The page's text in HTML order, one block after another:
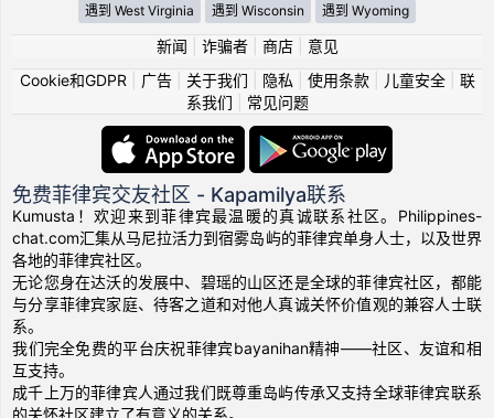
遇到 West Virginia 遇到 Wisconsin 遇到 Wyoming
新闻 诈骗者| 商店| 意见
Cookie和GDPR
广告| 关于我们 隐私 使用条款| 儿童安全| 联
系我们
常见问题
免费菲律宾交友社区 - Kapamilya联系
Kumusta！欢迎来到菲律宾最温暖的真诚联系社区。Philippines-
chat.com汇集从马尼拉活力到宿雾岛屿的菲律宾单身人士，以及世界
各地的菲律宾社区。
无论您身在达沃的发展中、碧瑶的山区还是全球的菲律宾社区，都能
与分享菲律宾家庭、待客之道和对他人真诚关怀价值观的兼容人士联
系。
我们完全免费的平台庆祝菲律宾bayanihan精神——社区、友谊和相
互支持。
成千上万的菲律宾人通过我们既尊重岛屿传承又支持全球菲律宾联系
的关怀社区建立了有意义的关系。